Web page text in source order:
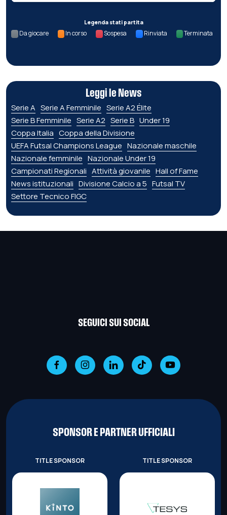
Legenda stati partita
Da giocare In corso Sospesa Rinviata Terminata
Leggi le News
Serie A Serie A Femminile Serie A2 Élite
Serie B Femminile Serie A2 Serie B Under 19
Coppa Italia Coppa della Divisione
UEFA Futsal Champions League Nazionale maschile
Nazionale femminile Nazionale Under 19
Campionati Regionali Attività giovanile Hall of Fame
News istituzionali Divisione Calcio a 5 Futsal TV
Settore Tecnico FIGC
SEGUICI SUI SOCIAL
SPONSOR E PARTNER UFFICIALI
TITLE SPONSOR TITLE SPONSOR